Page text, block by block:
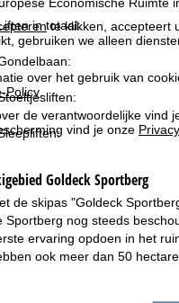
Economische Ruimte
te klikken, accepteert
gebruiken we alleen
over het gebruik van
Policy
de verantwoordelijke vind
vind je onze
g
i
n
a
in totaal:
Goldeck Sportberg
de skipas "Goldeck
Sportberg nog steeds
ervaring opdoen in het
ook meer dan 50